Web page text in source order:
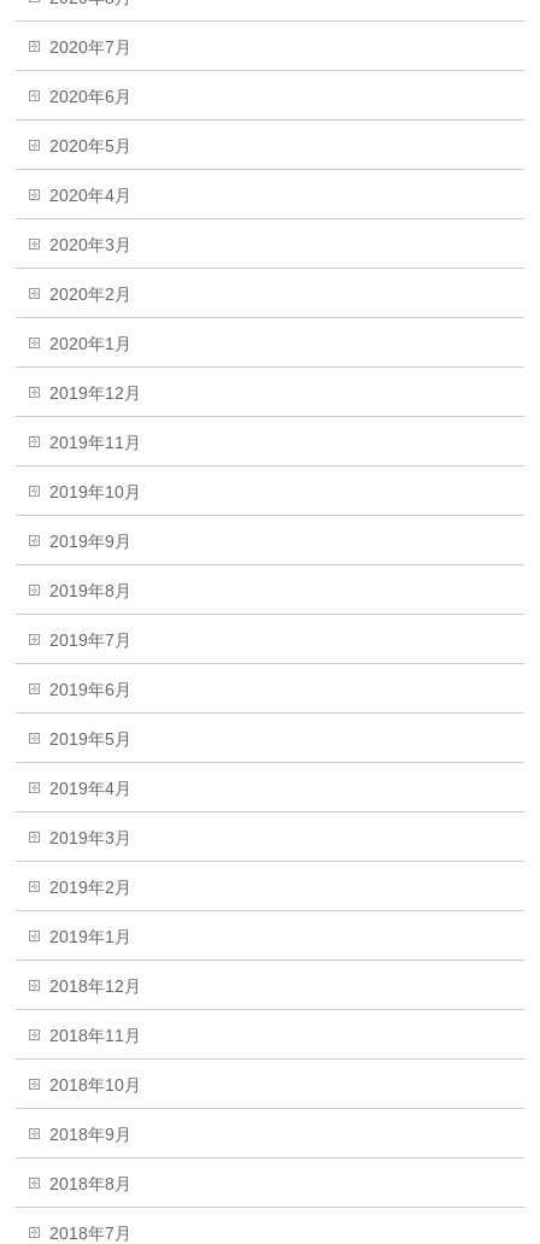
2020年7月
2020年6月
2020年5月
2020年4月
2020年3月
2020年2月
2020年1月
2019年12月
2019年11月
2019年10月
2019年9月
2019年8月
2019年7月
2019年6月
2019年5月
2019年4月
2019年3月
2019年2月
2019年1月
2018年12月
2018年11月
2018年10月
2018年9月
2018年8月
2018年7月